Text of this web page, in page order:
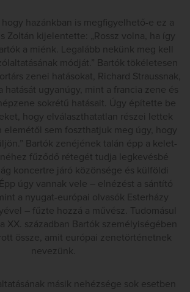
hogy hazánkban is megfigyelhető-e ez a
Zoltán kijelentette: „Rossz volna, ha így
a miénk. Legalább nekünk meg kell
módját.” Bartók tökéletesen
zenei hatásokat, Richard Straussnak,
hatását ugyanúgy, mint a francia zene és
sokrétű hatásait. Úgy építette be
hogy elválaszthatatlan részei lettek
elemétől sem foszthatjuk meg úgy, hogy
Bartók zenéjének talán épp a kelet-
fűződő rétegét tudja legkevésbé
koncertre járó közönsége és külföldi
úgy vannak vele – elnézést a sántító
a nyugat-európai olvasók Esterházy
– fűzte hozzá a művész. Tudomásul
XX. században Bartók személyiségében
össze, amit európai zenetörténetnek
nevezünk.
másik nehézsége sok esetben